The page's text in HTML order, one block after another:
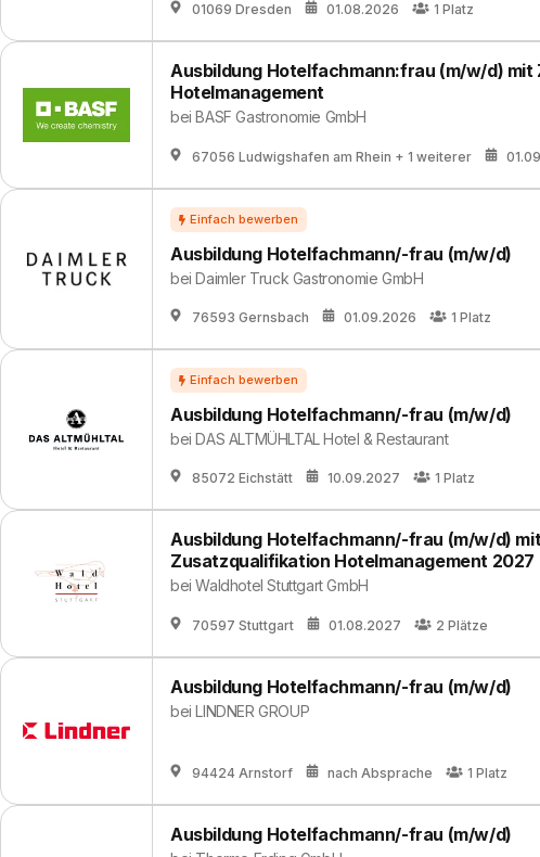
01069 Dresden 01.08.2026 1 Platz
Ausbildung Hotelfachmann:frau (m/w/d)
Hotelmanagement
beiBASF Gastronomie GmbH
67056 Ludwigshafen am Rhein + 1 weiterer
Ausbildung Hotelfachmann/-frau (m/w/d)
beiDaimler Truck Gastronomie GmbH
76593 Gernsbach 01.09.2026 1 Platz
Ausbildung Hotelfachmann/-frau (m/w/d)
beiDAS ALTMÜHLTAL Hotel & Restaurant
85072 Eichstätt 10.09.2027 1 Platz
Ausbildung Hotelfachmann/-frau (m/w/d)
Zusatzqualifikation Hotelmanagement 2027
beiWaldhotel Stuttgart GmbH
70597 Stuttgart 01.08.2027 2 Plätze
Ausbildung Hotelfachmann/-frau (m/w/d)
beiLINDNER GROUP
94424 Arnstorf nach Absprache 1 Platz
Ausbildung Hotelfachmann/-frau (m/w/d)